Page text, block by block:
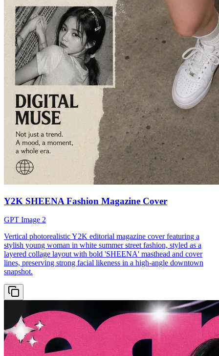
Y2K SHEENA Fashion Magazine Cover
GPT Image 2
Vertical photorealistic Y2K editorial magazine cover featuring a
stylish young woman in white summer street fashion, styled as a
layered collage layout with bold 'SHEENA' masthead and cover
lines, preserving strong facial likeness in a high-angle downtown
snapshot.